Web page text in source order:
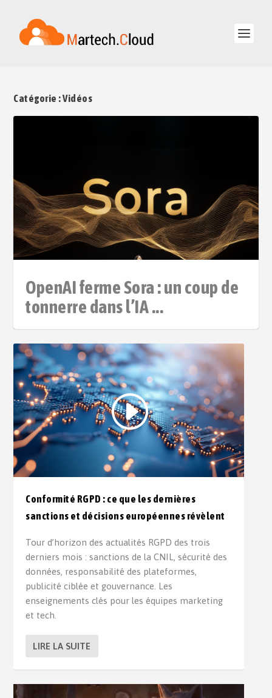
Catégorie :Vidéos
OpenAI ferme Sora : un coup de
tonnerre dans l’IA ...
Conformité RGPD : ce que les dernières
sanctions et décisions européennes révèlent
Tour d’horizon des actualités RGPD des trois
derniers mois : sanctions de la CNIL, sécurité des
données, responsabilité des plateformes,
publicité ciblée et gouvernance. Les
enseignements clés pour les équipes marketing
et tech.
LIRE LA SUITE